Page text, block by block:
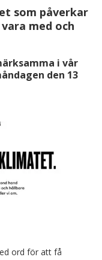
som påverkar
med och
i vår
den 13
ord för att få